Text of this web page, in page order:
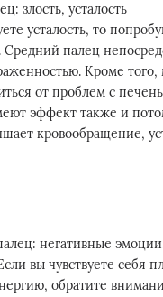
злость, усталость
усталость, то
палец
Кроме того,
от проблем с
эффект также и
кровообращение,
негативные
вы чувствуете себя
обратите